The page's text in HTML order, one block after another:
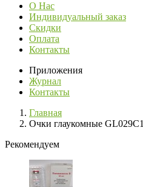
О Нас
Индивидуальный заказ
Скидки
Оплата
Контакты
Приложения
Журнал
Контакты
Главная
Очки глаукомные GL029C1
Рекомендуем